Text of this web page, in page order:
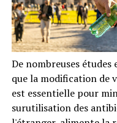
De nombreuses
que la modification de
est essentielle pour
surutilisation des